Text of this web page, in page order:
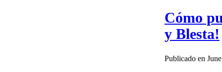
Cómo
y Blesta!
Publicado en